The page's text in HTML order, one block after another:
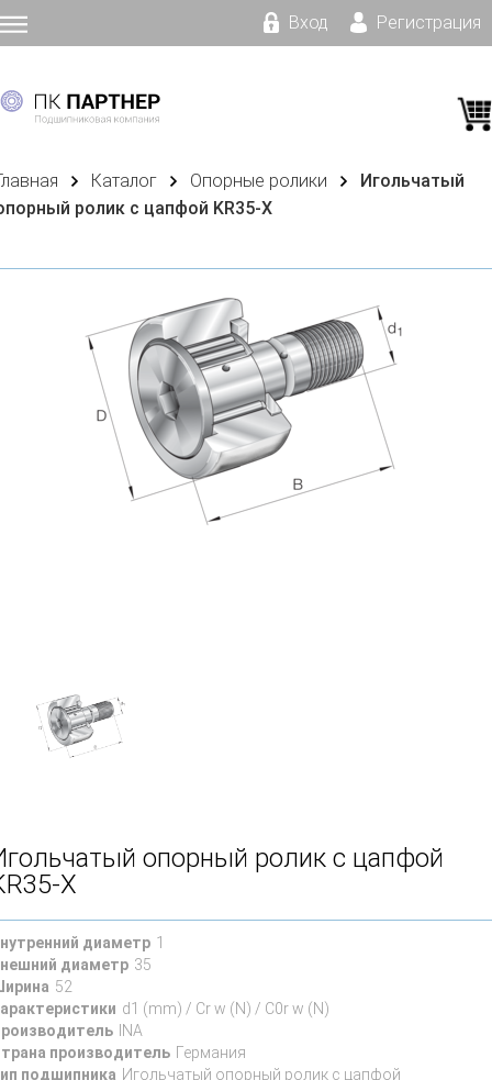
Вход Регистрация
Каталог Опорные ролики
Игольчатый
ролик с цапфой KR35-X
опорный ролик с цапфой
X
диаметр 1
диаметр 35
52
d1 (mm) / Cr w (N) / C0r w (N)
INA
производитель Германия
подшипника Игольчатый опорный ролик с цапфой